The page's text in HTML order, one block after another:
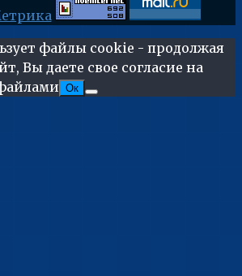
файлы cookie - продолжая
Вы даете свое согласие на
Ок